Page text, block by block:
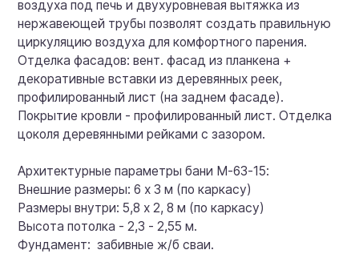
воздуха под печь и двухуровневая вытяжка из
нержавеющей трубы позволят создать правильную
циркуляцию воздуха для комфортного парения.
Отделка фасадов: вент. фасад из планкена +
декоративные вставки из деревянных реек,
профилированный лист (на заднем фасаде).
Покрытие кровли - профилированный лист. Отделка
цоколя деревянными рейками с зазором.
Архитектурные параметры бани М-63-15:
Внешние размеры: 6 х 3 м (по каркасу)
Размеры внутри: 5,8 х 2, 8 м (по каркасу)
Высота потолка - 2,3 - 2,55 м.
Фундамент: забивные ж/б сваи.